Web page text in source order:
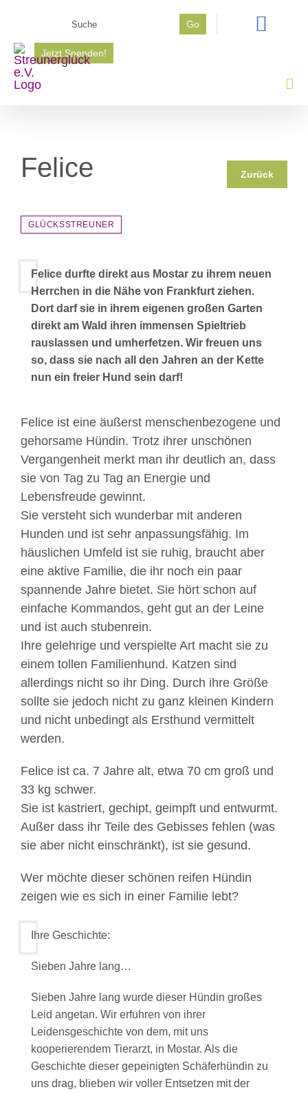
springen
Go
Jetzt Spenden!
Felice Zurück
GLÜCKSSTREUNER
Felice durfte direkt aus Mostar zu ihrem neuen
Herrchen in die Nähe von Frankfurt ziehen.
Dort darf sie in ihrem eigenen großen Garten
direkt am Wald ihren immensen Spieltrieb
rauslassen und umherfetzen. Wir freuen uns
so, dass sie nach all den Jahren an der Kette
nun ein freier Hund sein darf!
Felice ist eine äußerst menschenbezogene und
gehorsame Hündin. Trotz ihrer unschönen
Vergangenheit merkt man ihr deutlich an, dass
sie von Tag zu Tag an Energie und
Lebensfreude gewinnt.
Sie versteht sich wunderbar mit anderen
Hunden und ist sehr anpassungsfähig. Im
häuslichen Umfeld ist sie ruhig, braucht aber
eine aktive Familie, die ihr noch ein paar
spannende Jahre bietet. Sie hört schon auf
einfache Kommandos, geht gut an der Leine
und ist auch stubenrein.
Ihre gelehrige und verspielte Art macht sie zu
einem tollen Familienhund. Katzen sind
allerdings nicht so ihr Ding. Durch ihre Größe
sollte sie jedoch nicht zu ganz kleinen Kindern
und nicht unbedingt als Ersthund vermittelt
werden.
Felice ist ca. 7 Jahre alt, etwa 70 cm groß und
33 kg schwer.
Sie ist kastriert, gechipt, geimpft und entwurmt.
Außer dass ihr Teile des Gebisses fehlen (was
sie aber nicht einschränkt), ist sie gesund.
Wer möchte dieser schönen reifen Hündin
zeigen wie es sich in einer Familie lebt?
Ihre Geschichte:
Sieben Jahre lang…
Sieben Jahre lang wurde dieser Hündin großes
Leid angetan. Wir erfuhren von ihrer
Leidensgeschichte von dem, mit uns
kooperierendem Tierarzt, in Mostar. Als die
Geschichte dieser gepeinigten Schäferhündin zu
uns drag, blieben wir voller Entsetzen mit der